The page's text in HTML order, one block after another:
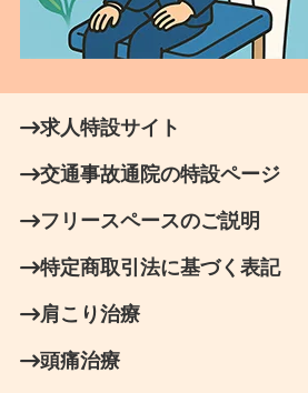
求人特設サイト
交通事故通院の特設ページ
フリースペースのご説明
特定商取引法に基づく表記
肩こり治療
頭痛治療